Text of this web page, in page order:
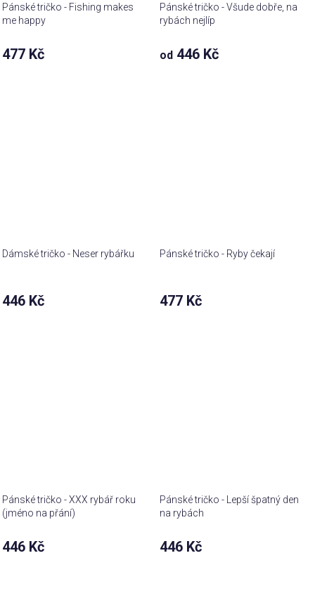
Pánské tričko - Fishing makes
me happy
477 Kč
Pánské tričko - Všude dobře, na
rybách nejlíp
od 446 Kč
Dámské tričko - Neser rybářku
446 Kč
Pánské tričko - Ryby čekají
477 Kč
Pánské tričko - XXX rybář roku
(jméno na přání)
446 Kč
Pánské tričko - Lepší špatný den
na rybách
446 Kč